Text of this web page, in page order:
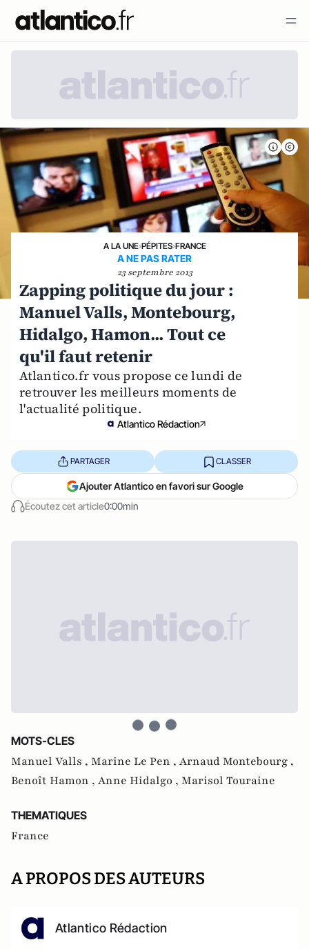
A LA UNE›PÉPITES›FRANCE
A NE PAS RATER
23 septembre 2013
Zapping politique du jour :
Manuel Valls, Montebourg,
Hidalgo, Hamon... Tout ce
qu'il faut retenir
Atlantico.fr vous propose ce lundi de
retrouver les meilleurs moments de
l'actualité politique.
Atlantico Rédaction
Écoutez cet article0:00min
PARTAGER CLASSER
Ajouter Atlantico en favori sur Google
MOTS-CLES
Manuel Valls , Marine Le Pen , Arnaud Montebourg ,
Benoît Hamon , Anne Hidalgo , Marisol Touraine
THEMATIQUES
France
A PROPOS DES AUTEURS
Atlantico Rédaction